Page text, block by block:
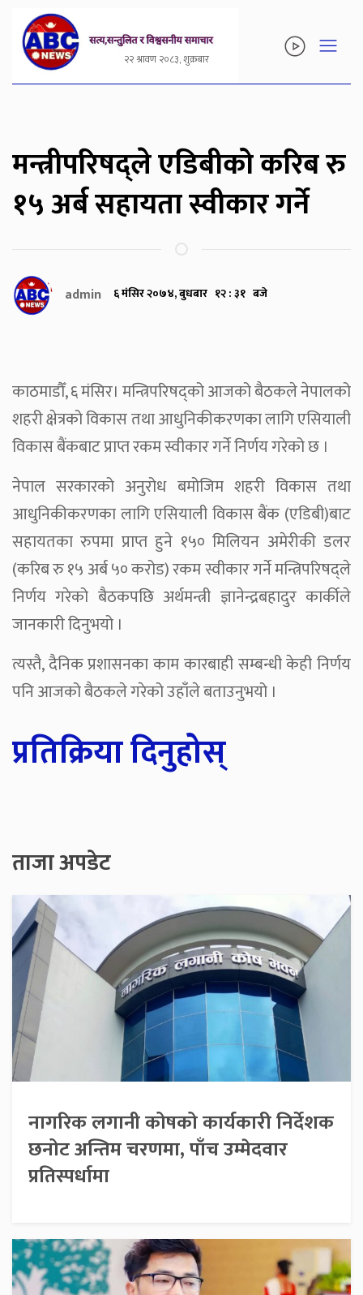
२२ श्रावण २०८३, शुक्रबार
मन्त्रीपरिषद्ले एडिबीको करिब रु
१५ अर्ब सहायता स्वीकार गर्ने
admin ६ मंसिर २०७४, बुधबार १२ : ३१ बजे
काठमाडौँ, ६ मंसिर। मन्त्रिपरिषद्को आजको बैठकले नेपालको
शहरी क्षेत्रको विकास तथा आधुनिकीकरणका लागि एसियाली
विकास बैंकबाट प्राप्त रकम स्वीकार गर्ने निर्णय गरेको छ ।
नेपाल सरकारको अनुरोध बमोजिम शहरी विकास तथा
आधुनिकीकरणका लागि एसियाली विकास बैंक (एडिबी)बाट
सहायतका रुपमा प्राप्त हुने १५० मिलियन अमेरीकी डलर
(करिब रु १५ अर्ब ५० करोड) रकम स्वीकार गर्ने मन्त्रिपरिषद्ले
निर्णय गरेको बैठकपछि अर्थमन्त्री ज्ञानेन्द्रबहादुर कार्कीले
जानकारी दिनुभयो ।
त्यस्तै, दैनिक प्रशासनका काम कारबाही सम्बन्धी केही निर्णय
पनि आजको बैठकले गरेको उहाँले बताउनुभयो ।
प्रतिक्रिया दिनुहोस्
ताजा अपडेट
नागरिक लगानी कोषको कार्यकारी निर्देशक
छनोट अन्तिम चरणमा, पाँच उम्मेदवार
प्रतिस्पर्धामा